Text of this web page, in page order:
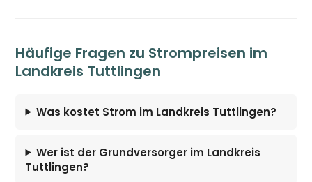
Häufige Fragen zu Strompreisen im
Landkreis Tuttlingen
Was kostet Strom im Landkreis Tuttlingen?
Wer ist der Grundversorger im Landkreis
Tuttlingen?